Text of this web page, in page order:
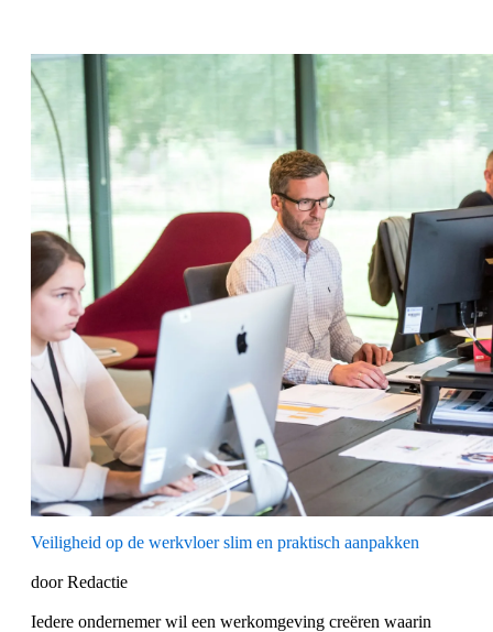
Veiligheid op de werkvloer slim en praktisch aanpakken
door Redactie
Iedere ondernemer wil een werkomgeving creëren waarin